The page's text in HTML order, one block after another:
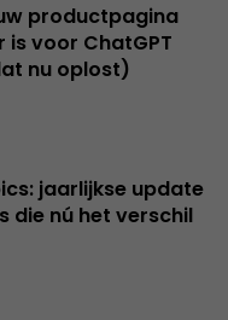
productpagina
voor ChatGPT
nu oplost)
jaarlijkse update
die nú het verschil